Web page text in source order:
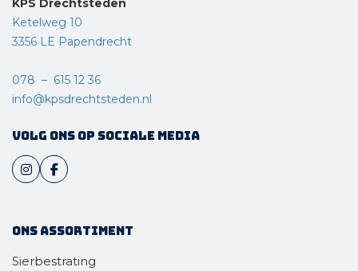
KPS Drechtsteden
Ketelweg 10
3356 LE Papendrecht
078 – 615 12 36
info@kpsdrechtsteden.nl
Volg ons op sociale media
Ons assortiment
Sierbestrating